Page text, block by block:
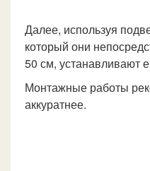
Далее, используя
который они
50 см, устанавливают
Монтажные работы
аккуратнее.